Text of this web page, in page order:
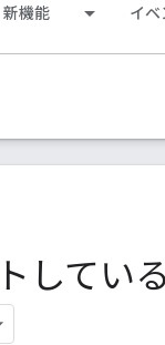
新機能 イベ
してい